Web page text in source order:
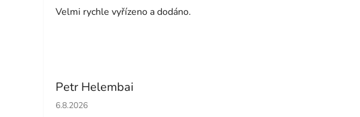
Velmi rychle vyřízeno a dodáno.
Petr Helembai
Hodnocení obchodu je 5 z 5 hvězdiček.
6.8.2026